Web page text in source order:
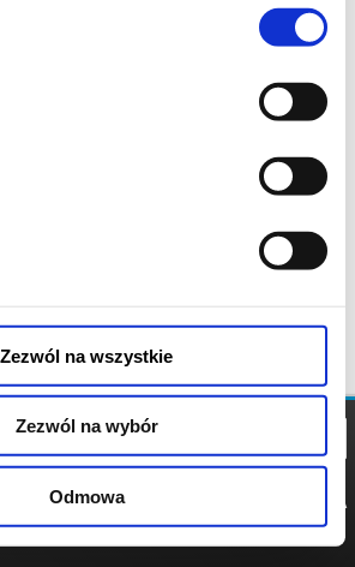
Zezwól na wszystkie
Zezwól na wybór
Odmowa
POLITYKA
POLITYKA